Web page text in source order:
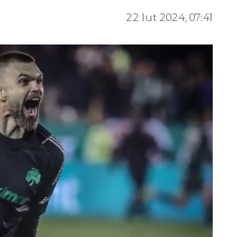
22 lut 2024, 07:41